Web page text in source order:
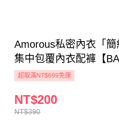
Amorous私密內衣「
集中包覆內衣配褲【
超取滿NT$699免運
NT$390
NT$200